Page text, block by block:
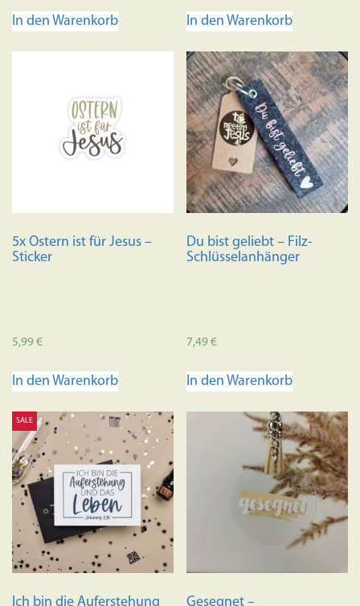
In den Warenkorb In den Warenkorb
5x Ostern ist für Jesus –
Sticker
5,99€
In den Warenkorb
Du bist geliebt – Filz-
Schlüsselanhänger
7,49€
In den Warenkorb
SALE
Ich bin die Auferstehung Gesegnet –